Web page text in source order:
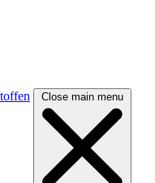
Close main menu